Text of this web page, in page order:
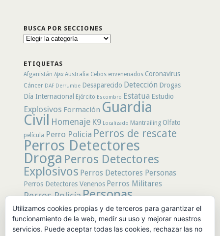
BUSCA POR SECCIONES
Busca
ETIQUETAS
Afganistán Ajax Australia Cebos envenenados Coronavirus
Cáncer DAF Derrumbe Desaparecido Detección Drogas
Día Internacional Ejército Escombro Estatua Estudio
Explosivos Formación Guardia
Civil Homenaje K9 Localizado Mantrailing Olfato
película Perro Policia Perros de rescate
Perros Detectores
Droga Perros Detectores
Explosivos Perros Detectores Personas
Perros Detectores Venenos Perros Militares
Perros PolicíaPersonas
Desaparecidas Policía Policía Local
Policía Nacionalrastro rescate Restos
humanosTerremoto Tertulias Caninas Unidad
Utilizamos cookies propias y de terceros para garantizar el
funcionamiento de la web, medir su uso y mejorar nuestros
servicios. Puede aceptar todas las cookies, rechazar las no